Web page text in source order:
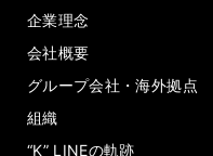
企業理念
会社概要
グループ会社・海外拠点
組織
“K” LINEの軌跡